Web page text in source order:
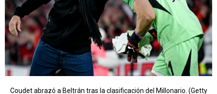
Coudet abrazó a Beltrán tras la clasificación del Millonario. (Getty